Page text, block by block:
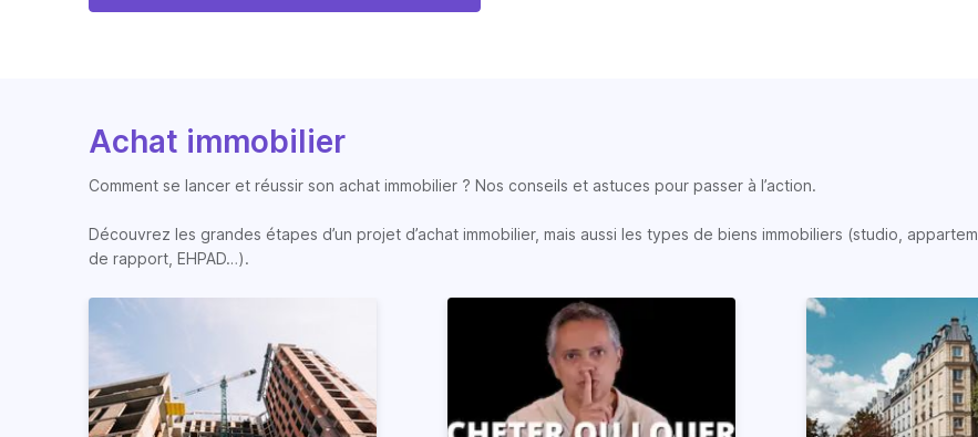
Achat immobilier
Comment se lancer et réussir son achat immobilier ? Nos conseils et astuces pour passer à l’action.
Découvrez les grandes étapes d’un projet d’achat immobilier, mais aussi les types de biens immobiliers (studio,
de rapport, EHPAD…).